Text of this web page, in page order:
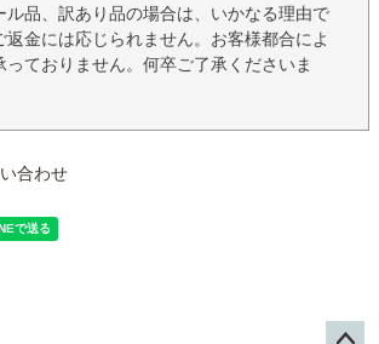
ル品、訳あり品の場合は、いかなる理由で
返金には応じられません。お客様都合によ
っておりません。何卒ご了承くださいま
合わせ